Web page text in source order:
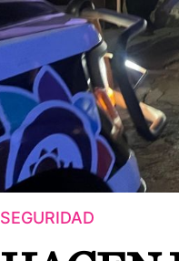
SEGURIDAD